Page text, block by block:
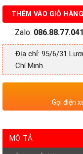
THÊM VÀO GIỎ HÀNG
Zalo: 086.88.77.041
Địa chỉ: 95/6/31
Chí Minh
Gọi điện
MÔ TẢ